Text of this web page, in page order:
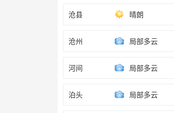
沧县 晴朗
沧州 局部多云
河间 局部多云
泊头 局部多云